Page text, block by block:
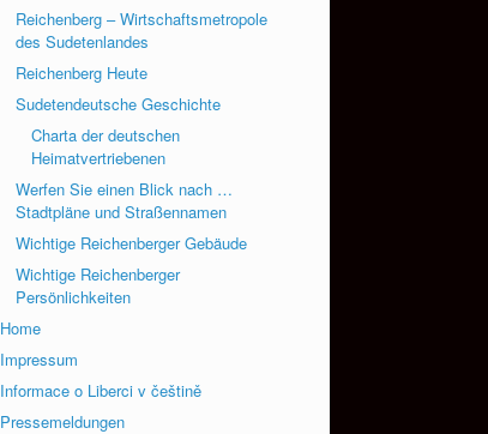
Reichenberg – Wirtschaftsmetropole
des Sudetenlandes
Reichenberg Heute
Sudetendeutsche Geschichte
Charta der deutschen
Heimatvertriebenen
Werfen Sie einen Blick nach …
Stadtpläne und Straßennamen
Wichtige Reichenberger Gebäude
Wichtige Reichenberger
Persönlichkeiten
Home
Impressum
Informace o Liberci v češtině
Pressemeldungen